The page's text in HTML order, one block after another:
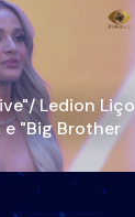
Ledion Liço
"Big Brother